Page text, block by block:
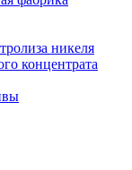
никеля
концентрата